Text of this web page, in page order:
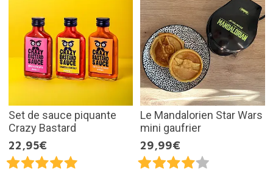
Set de sauce piquante
Crazy Bastard
22,95€
Le Mandalorien Star Wars
mini gaufrier
29,99€